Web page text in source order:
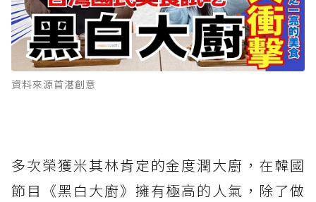
資料來源首湛創意
多次榮獲米其林肯定的金度潤大廚，在韓國
節目《黑白大廚》擁有極高的人氣，除了做